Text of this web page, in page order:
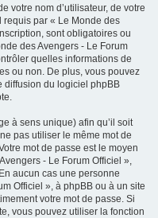
votre nom d’utilisateur, de votre
requis par « Le Monde des
sont obligatoires ou
des Avengers - Le Forum
quelles informations de
ou non. De plus, vous pouvez
diffusion du logiciel phpBB
à sens unique) afin qu’il soit
pas utiliser le même mot de
mot de passe est le moyen
- Le Forum Officiel »,
aucun cas une personne
Officiel », à phpBB ou à un site
votre mot de passe. Si
vous pouvez utiliser la fonction